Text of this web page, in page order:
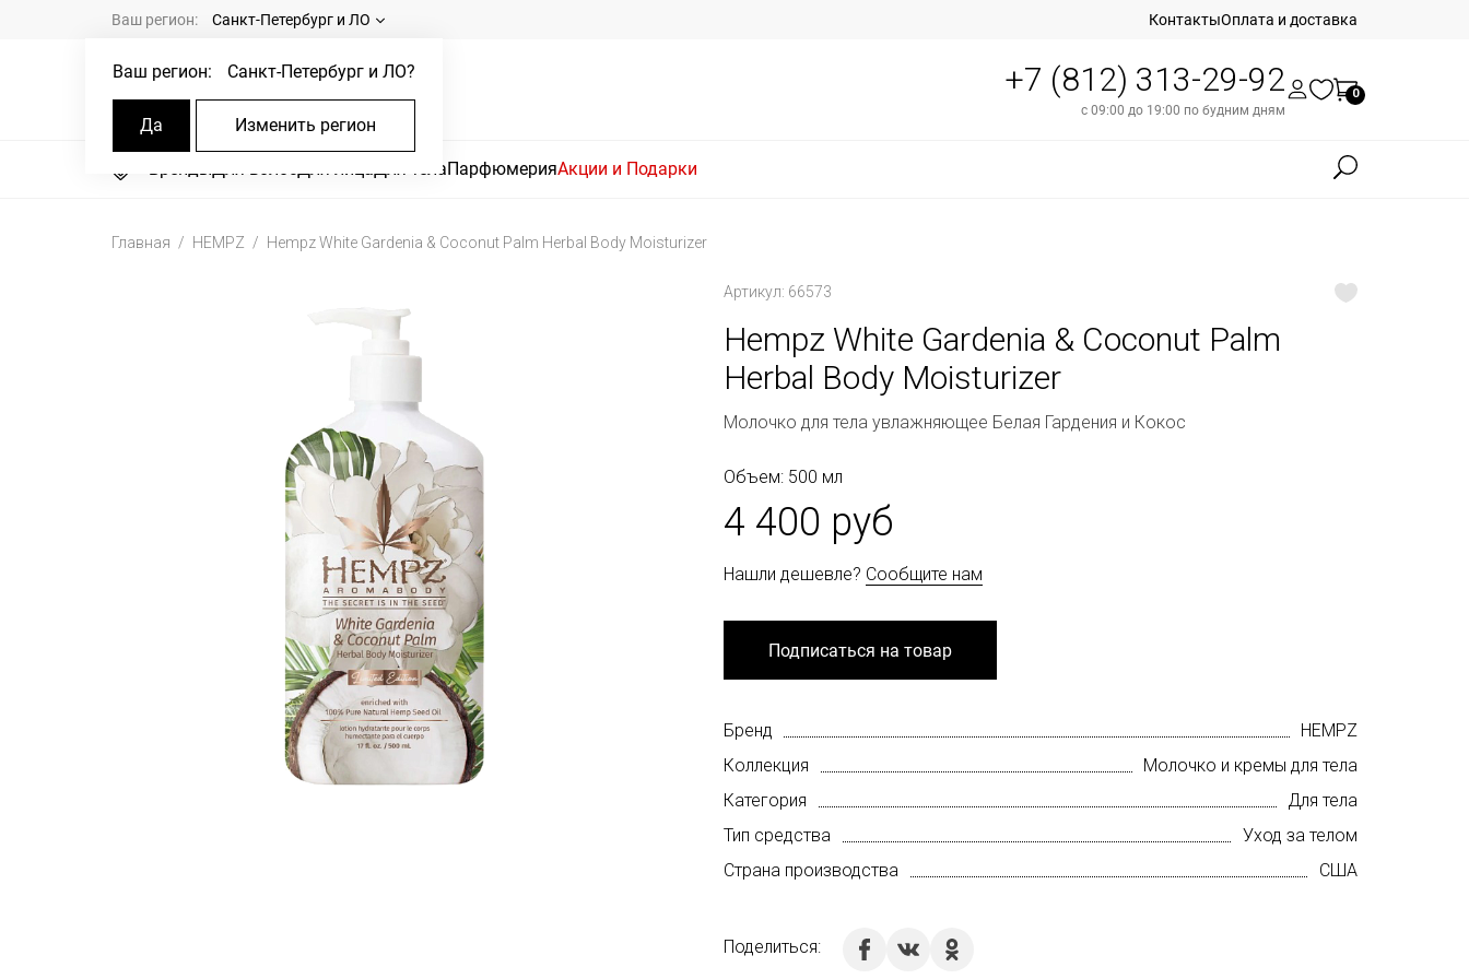
Ваш регион: Санкт-Петербург и ЛО
Ваш регион: Санкт-Петербург и ЛО?
Да Изменить регион
КонтактыОплата и доставка
+7 (812) 313-29-92
с 09:00 до 19:00 по будним дням
0
БрендыДля волосДля лицаДля телаПарфюмерияАкции и Подарки
Главная HEMPZ Hempz White Gardenia & Coconut Palm Herbal Body Moisturizer
Артикул: 66573
Hempz White Gardenia & Coconut Palm
Herbal Body Moisturizer
Молочко для тела увлажняющее Белая Гардения и Кокос
Объем: 500 мл
4 400 руб
Нашли дешевле? Сообщите нам
Подписаться на товар
Бренд
HEMPZ
Коллекция
Молочко и кремы для тела
Категория
Для тела
Тип средства
Уход за телом
Страна производства
США
Поделиться: